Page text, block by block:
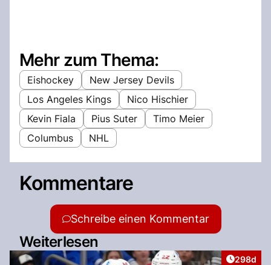
Mehr zum Thema:
Eishockey
New Jersey Devils
Los Angeles Kings
Nico Hischier
Kevin Fiala
Pius Suter
Timo Meier
Columbus
NHL
Kommentare
Schreibe einen Kommentar
Weiterlesen
Artikel
298d